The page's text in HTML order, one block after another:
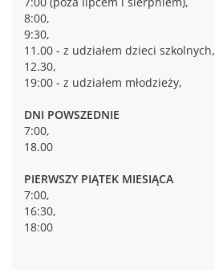
8:00,
9:30,
11.00 - z udziałem dzieci szkolnych,
12.30,
19:00 - z udziałem młodzieży,
DNI POWSZEDNIE
7:00,
18.00
PIERWSZY PIĄTEK MIESIĄCA
7:00,
16:30,
18:00